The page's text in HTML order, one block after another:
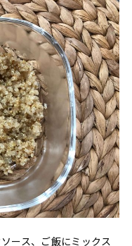
ース、ご飯にミックス